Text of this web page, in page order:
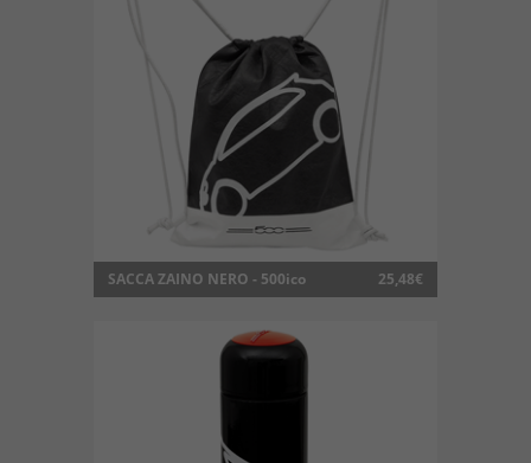
SACCA ZAINO NERO - 500ico 25,48€